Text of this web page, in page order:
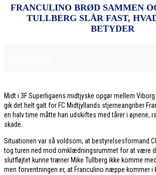
FRANCULINO BRØD SAMMEN
TULLBERG SLÅR FAST,
BETYDER
Midt i 3F Superligaens midtjyske opgør mellem Viborg
gik det helt galt for FC Midtjyllands stjerneangriber
en halv time måtte han udskiftes med tårer i øjnene,
skade.
Situationen var så voldsom, at bestyrelsesformand
tog turen ned mod omklædningsrummet for at være
slutfløjtet kunne træner Mike Tullberg ikke komme
men forventningen er, at Franculino næppe kommer i